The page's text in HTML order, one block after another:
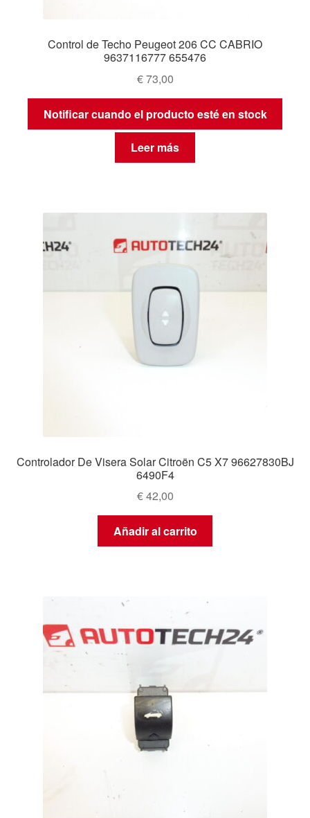
Control de Techo Peugeot 206 CC CABRIO
9637116777 655476
€73,00
Notificar cuando el producto esté en stock
Leer más
Controlador De Visera Solar Citroën C5 X7 96627830BJ
6490F4
€42,00
Añadir al carrito